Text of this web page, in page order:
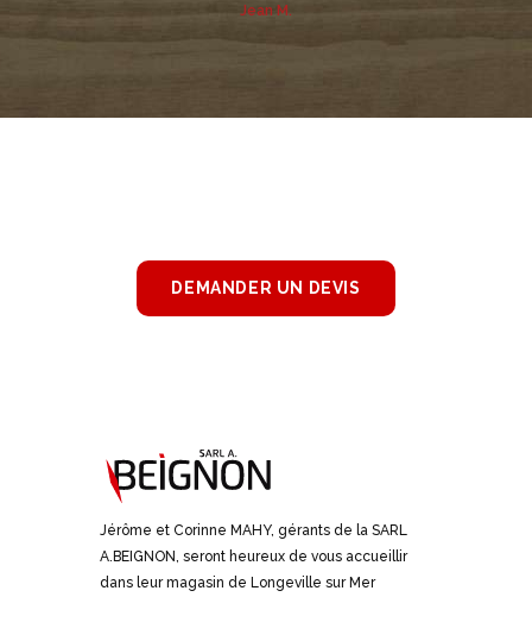
Jean M.
DEMANDER UN DEVIS
Jérôme et Corinne MAHY, gérants de la SARL
A.BEIGNON, seront heureux de vous accueillir
dans leur magasin de Longeville sur Mer